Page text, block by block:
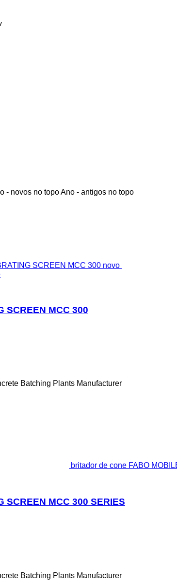
- novos no topoAno - antigos no topo
SCREEN MCC 300
Batching Plants Manufacturer
britador de cone FABO
SCREEN MCC 300 SERIES
Batching Plants Manufacturer